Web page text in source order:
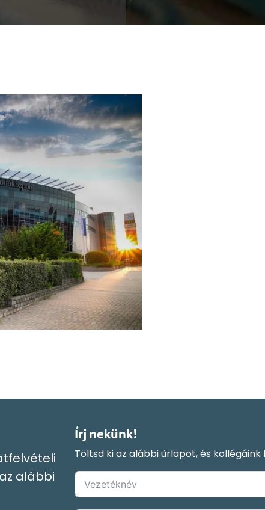
alábbi
Írj nekünk!
Töltsd ki az alábbi űrlapot, és